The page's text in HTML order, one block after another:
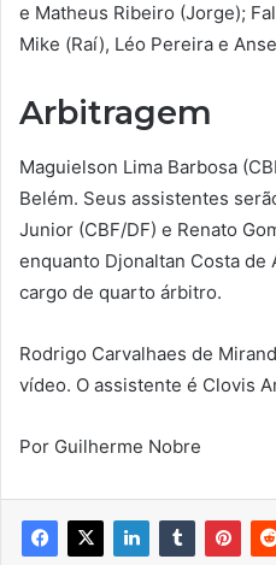
e Matheus Ribeiro (Jorge);
Mike (Raí), Léo Pereira e
Arbitragem
Maguielson Lima Barbosa
Belém. Seus assistentes
Junior (CBF/DF) e Renato
enquanto Djonaltan Costa de
cargo de quarto árbitro.
Rodrigo Carvalhaes de
vídeo. O assistente é Clovis
Por Guilherme Nobre